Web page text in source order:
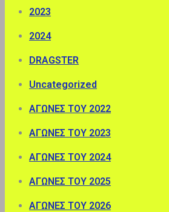
2023
2024
DRAGSTER
Uncategorized
ΑΓΩΝΕΣ ΤΟΥ 2022
ΑΓΩΝΕΣ ΤΟΥ 2023
ΑΓΩΝΕΣ ΤΟΥ 2024
ΑΓΩΝΕΣ ΤΟΥ 2025
ΑΓΩΝΕΣ ΤΟΥ 2026